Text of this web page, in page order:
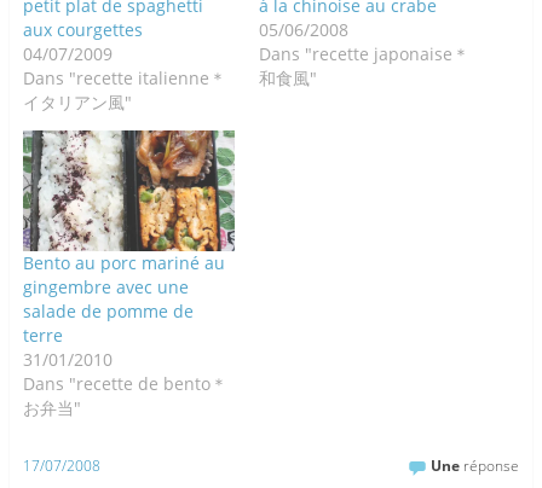
petit plat de spaghetti
aux courgettes
04/07/2009
Dans "recette italienne＊
イタリアン風"
à la chinoise au crabe
05/06/2008
Dans "recette japonaise＊
和食風"
Bento au porc mariné au
gingembre avec une
salade de pomme de
terre
31/01/2010
Dans "recette de bento＊
お弁当"
17/07/2008 Une réponse